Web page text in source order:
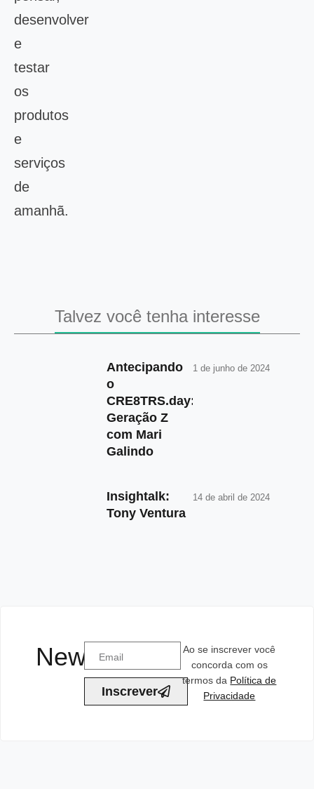
desenvolver
e
testar
os
produtos
e
serviços
de
amanhã.
Talvez você tenha interesse
Antecipando
o
CRE8TRS.day:
Geração Z
com Mari
Galindo
1 de junho de 2024
Insightalk:
Tony Ventura
14 de abril de 2024
Newsletter
Inscrever
Ao se inscrever você
concorda com os
termos da Política de
Privacidade